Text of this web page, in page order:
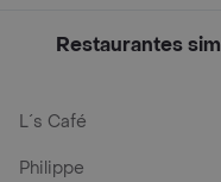
Restaurantes
L´s Café
Philippe